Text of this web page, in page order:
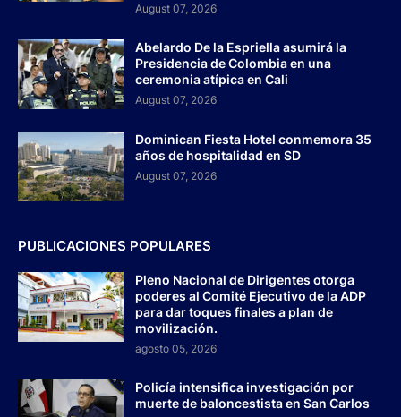
August 07, 2026
Abelardo De la Espriella asumirá la
Presidencia de Colombia en una
ceremonia atípica en Cali
August 07, 2026
Dominican Fiesta Hotel conmemora 35
años de hospitalidad en SD
August 07, 2026
PUBLICACIONES POPULARES
Pleno Nacional de Dirigentes otorga
poderes al Comité Ejecutivo de la ADP
para dar toques finales a plan de
movilización.
agosto 05, 2026
Policía intensifica investigación por
muerte de baloncestista en San Carlos